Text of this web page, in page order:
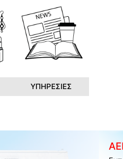
ΥΠΗΡΕΣΙΕΣ